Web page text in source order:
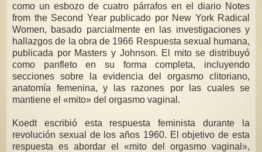
como un esbozo de cuatro párrafos en el diario Notes
from the Second Year publicado por New York Radical
Women, basado parcialmente en las investigaciones y
hallazgos de la obra de 1966 Respuesta sexual humana,
publicada por Masters y Johnson. El mito se distribuyó
como panfleto en su forma completa, incluyendo
secciones sobre la evidencia del orgasmo clitoriano,
anatomía femenina, y las razones por las cuales se
mantiene el «mito» del orgasmo vaginal.
Koedt escribió esta respuesta feminista durante la
revolución sexual de los años 1960. El objetivo de esta
respuesta es abordar el «mito del orgasmo vaginal»,